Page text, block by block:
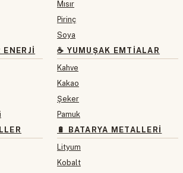
Mısır
Pirinç
Soya
☕ YUMUŞAK EMTIALAR
Kahve
Kakao
Şeker
Pamuk
🔋 BATARYA METALLERI
Lityum
Kobalt